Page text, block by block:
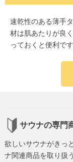
速乾性のある薄手
材は肌あたりが良
っておくと便利です
サウナの専門
欲しいサウナがきっ
ナ関連商品を取り扱